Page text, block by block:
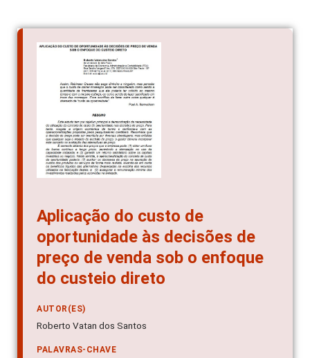
Aplicação do custo de
oportunidade às decisões de
preço de venda sob o enfoque
do custeio direto
AUTOR(ES)
Roberto Vatan dos Santos
PALAVRAS-CHAVE